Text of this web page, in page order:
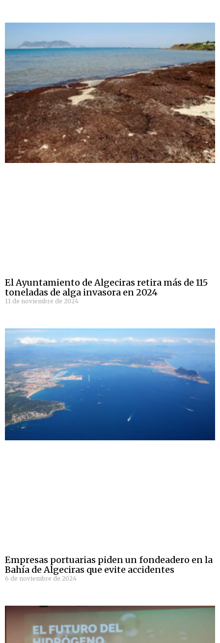
El Ayuntamiento de Algeciras retira más de 115
toneladas de alga invasora en 2024
11 de noviembre de 2024
Empresas portuarias piden un fondeadero en la
Bahía de Algeciras que evite accidentes
6 de noviembre de 2024